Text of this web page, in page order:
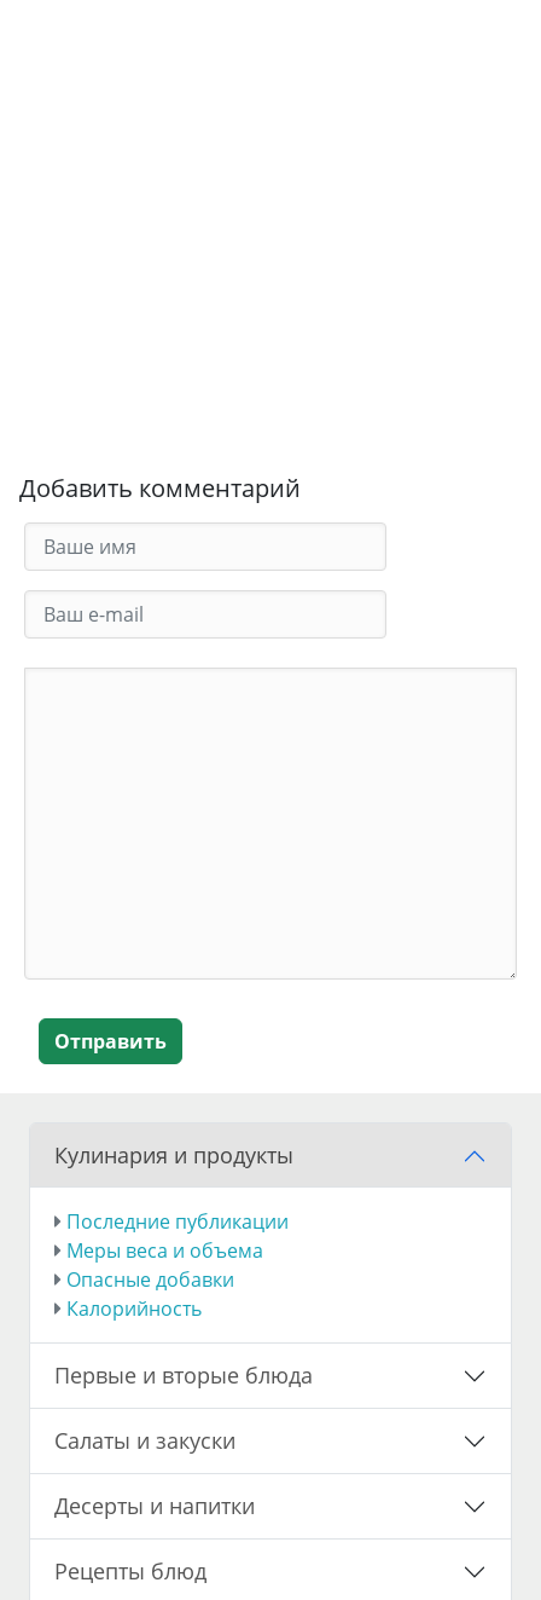
Добавить комментарий
Отправить
Кулинария и продукты
Последние публикации
Меры веса и объема
Опасные добавки
Калорийность
Первые и вторые блюда
Салаты и закуски
Десерты и напитки
Рецепты блюд